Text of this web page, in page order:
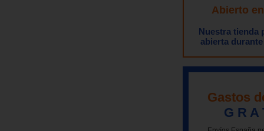
Abierto
Nuestra tienda
abierta
Gastos
G R A